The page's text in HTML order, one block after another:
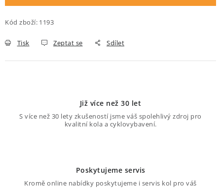
Kód zboží: 1193
Tisk Zeptat se Sdílet
Již více než 30 let
S více než 30 lety zkušeností jsme váš spolehlivý zdroj pro
kvalitní kola a cyklovybavení.
Poskytujeme servis
Kromě online nabídky poskytujeme i servis kol pro váš